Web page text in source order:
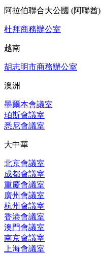
阿拉伯聯合大公國 (阿聯酋)
杜拜商務辦公室
越南
胡志明市商務辦公室
澳洲
墨爾本會議室
珀斯會議室
悉尼會議室
大中華
北京會議室
成都會議室
重慶會議室
廣州會議室
杭州會議室
香港會議室
澳門會議室
南京會議室
上海會議室